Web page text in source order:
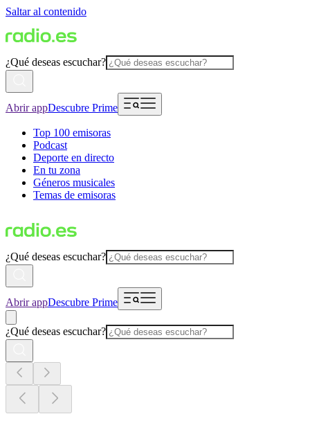
Saltar al contenido
¿Qué deseas escuchar?
Abrir appDescubre Prime
Top 100 emisoras
Podcast
Deporte en directo
En tu zona
Géneros musicales
Temas de emisoras
¿Qué deseas escuchar?
Abrir appDescubre Prime
¿Qué deseas escuchar?